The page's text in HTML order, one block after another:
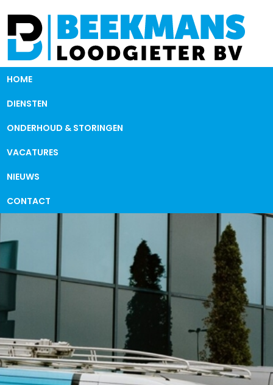
HOME
DIENSTEN
ONDERHOUD & STORINGEN
VACATURES
NIEUWS
CONTACT